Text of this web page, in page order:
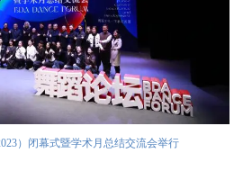
）闭幕式暨学术月总结交流会举行